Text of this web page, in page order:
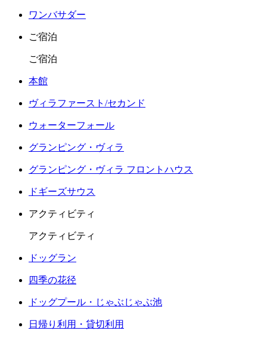
ワンバサダー
ご宿泊
ご宿泊
本館
ヴィラファースト/セカンド
ウォーターフォール
グランピング・ヴィラ
グランピング・ヴィラ フロントハウス
ドギーズサウス
アクティビティ
アクティビティ
ドッグラン
四季の花径
ドッグプール・じゃぶじゃぶ池
日帰り利用・貸切利用